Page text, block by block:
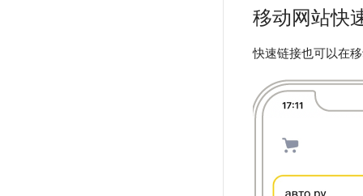
移动网站快
快速链接也可以在